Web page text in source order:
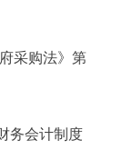
采购法》第
务会计制度